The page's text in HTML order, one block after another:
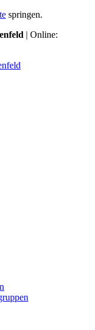
springen.
| Online: